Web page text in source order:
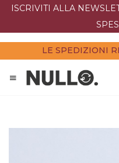
ISCRIVITI ALLA
LE SPEDIZIONI